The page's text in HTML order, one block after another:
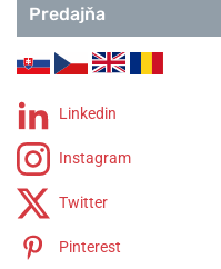
Predajňa
Linkedin
Instagram
Twitter
Pinterest